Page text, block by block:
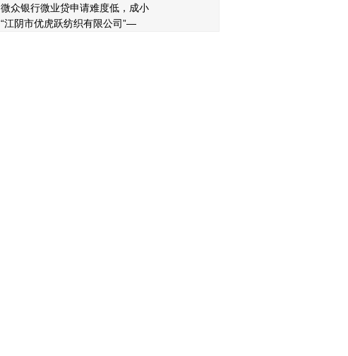
微众银行微业贷申请难度低，成小
“江阴市优虎跃纺织有限公司”—